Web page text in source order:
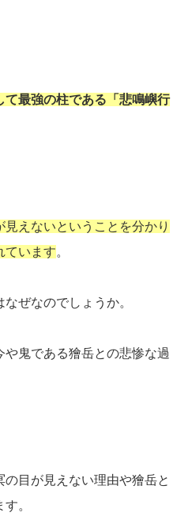
て最強の柱である「悲鳴嶼行
見えないということを分かり
ています。
ぜなのでしょうか。
や鬼である獪岳との悲惨な過
目が見えない理由や獪岳と
。